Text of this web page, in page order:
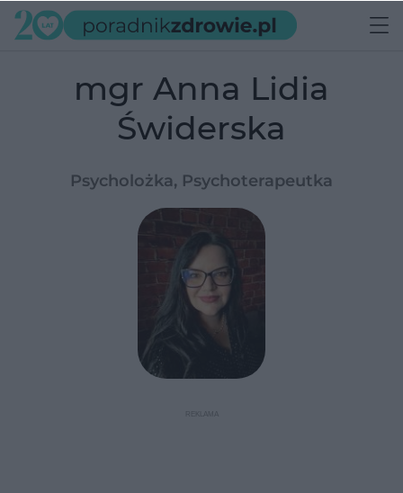
mgr Anna Lidia
Świderska
Psycholożka, Psychoterapeutka